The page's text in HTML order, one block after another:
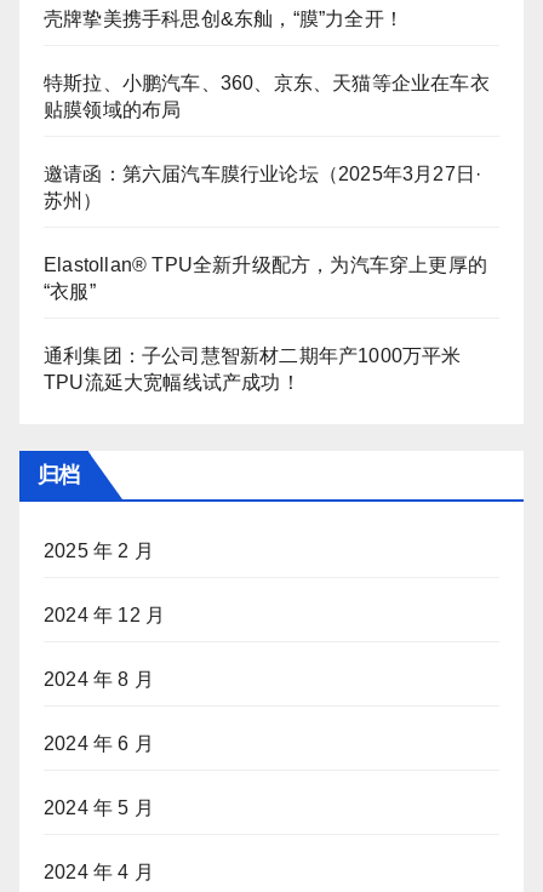
壳牌挚美携手科思创&东舢，“膜”力全开！
特斯拉、小鹏汽车、360、京东、天猫等企业在车衣
贴膜领域的布局
邀请函：第六届汽车膜行业论坛（2025年3月27日·
苏州）
Elastollan® TPU全新升级配方，为汽车穿上更厚的
“衣服”
通利集团：子公司慧智新材二期年产1000万平米
TPU流延大宽幅线试产成功！
归档
2025 年 2 月
2024 年 12 月
2024 年 8 月
2024 年 6 月
2024 年 5 月
2024 年 4 月